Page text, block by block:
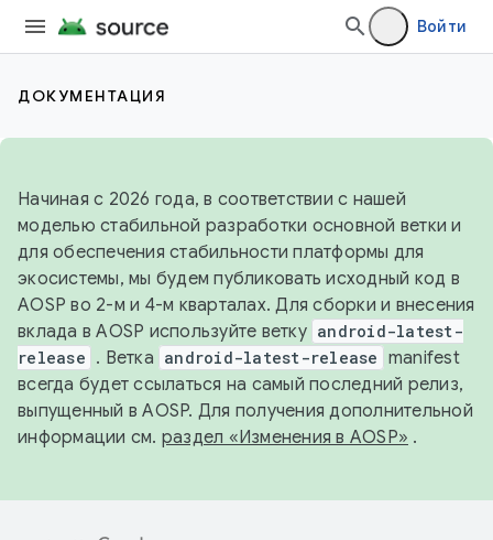
Войти
ДОКУМЕНТАЦИЯ
Начиная с 2026 года, в соответствии с нашей
моделью стабильной разработки основной ветки и
для обеспечения стабильности платформы для
экосистемы, мы будем публиковать исходный код в
AOSP во 2-м и 4-м кварталах. Для сборки и внесения
вклада в AOSP используйте ветку android-latest-
release . Ветка android-latest-release manifest
всегда будет ссылаться на самый последний релиз,
выпущенный в AOSP. Для получения дополнительной
информации см. раздел «Изменения в AOSP» .